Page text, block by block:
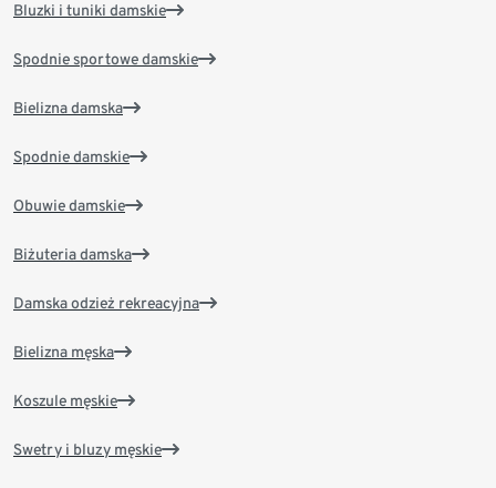
Bluzki i tuniki damskie
Spodnie sportowe damskie
Bielizna damska
Spodnie damskie
Obuwie damskie
Biżuteria damska
Damska odzież rekreacyjna
Bielizna męska
Koszule męskie
Swetry i bluzy męskie